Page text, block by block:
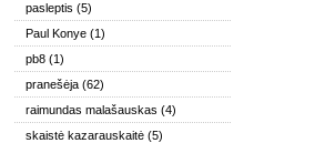
pasleptis (5)
Paul Konye (1)
pb8 (1)
pranešėja (62)
raimundas malašauskas (4)
skaistė kazarauskaitė (5)